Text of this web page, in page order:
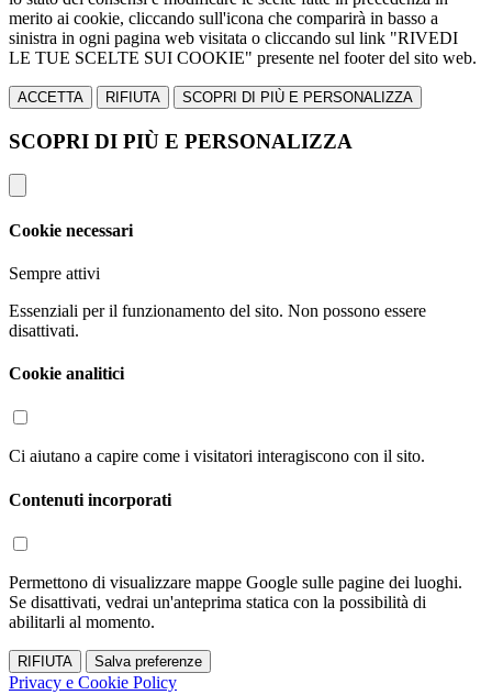
merito ai cookie, cliccando sull'icona che comparirà in basso a
sinistra in ogni pagina web visitata o cliccando sul link "RIVEDI
LE TUE SCELTE SUI COOKIE" presente nel footer del sito web.
ACCETTA RIFIUTA SCOPRI DI PIÙ E PERSONALIZZA
SCOPRI DI PIÙ E PERSONALIZZA
Cookie necessari
Sempre attivi
Essenziali per il funzionamento del sito. Non possono essere
disattivati.
Cookie analitici
Ci aiutano a capire come i visitatori interagiscono con il sito.
Contenuti incorporati
Permettono di visualizzare mappe Google sulle pagine dei luoghi.
Se disattivati, vedrai un'anteprima statica con la possibilità di
abilitarli al momento.
RIFIUTA Salva preferenze
Privacy e Cookie Policy